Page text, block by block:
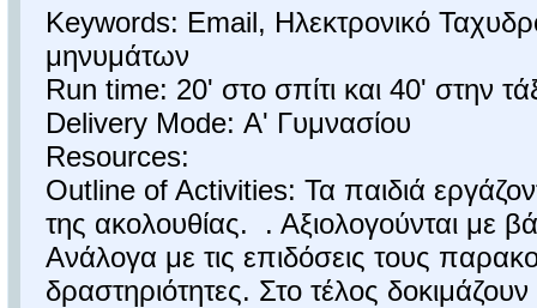
Keywords: Email, Ηλεκτρονικό
μηνυμάτων
Run time: 20' στο σπίτι και 40' στην
Delivery Mode: Α' Γυμνασίου
Resources:
Outline of Activities: Τα παιδιά
της ακολουθίας. . Αξιολογούνται με
Ανάλογα με τις επιδόσεις τους
δραστηριότητες. Στο τέλος